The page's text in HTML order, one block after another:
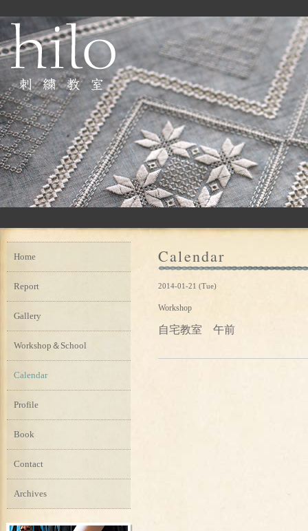
Calendar
2014-01-21 (Tue)
Workshop
自宅教室 午前
Home
Report
Gallery
Workshop＆School
Calendar
Profile
Book
Contact
Archives